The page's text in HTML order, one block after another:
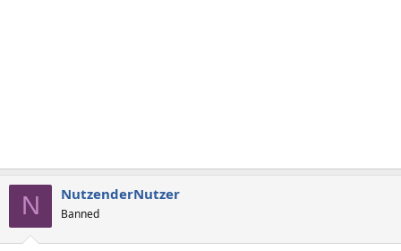
N NutzenderNutzer
Banned